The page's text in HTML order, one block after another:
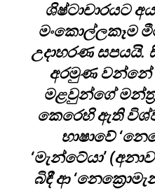
ශිෂ්ටාචාරයට
මංකොල්ලකෑම
උදාහරණ සපයයි.
අරමුණ වන්නේ
මළවුන්ගේ මන්ත්‍ර
කෙරෙහි ඇති
භාෂාවේ
‘මැන්ටේයා’
බිඳී ආ